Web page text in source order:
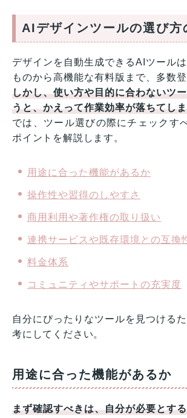
AIデザインツールの選び方
デザインを自動生成できるAIツール
ものから高機能な有料版まで、多数
しかし、使い方や目的に合わないツ
うと、かえって作業効率が落ちてし
では、ツール選びの際にチェックす
ポイントを解説します。
用途に合った機能があるか
操作性や習得のしやすさ
商用利用や著作権の取り扱い
連携サービスや既存環境との互換
料金体系
コミュニティやサポートの充実度
自分にぴったりなツールを見つける
考にしてください。
用途に合った機能があるか
まず確認すべきは、自分が必要とす